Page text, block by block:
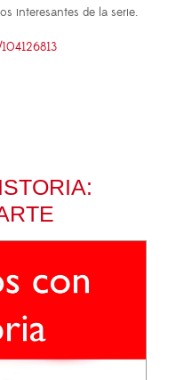
interesantes de la serie.